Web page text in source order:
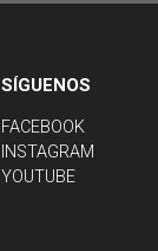
SÍGUENOS
FACEBOOK
INSTAGRAM
YOUTUBE